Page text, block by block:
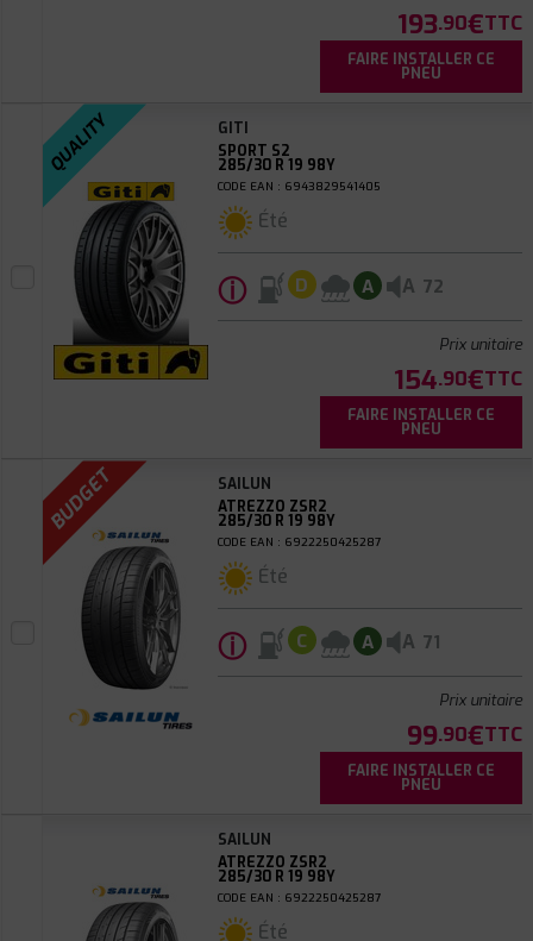
193.90€TTC
FAIRE INSTALLER CE
PNEU
QUALITY
GITI
SPORT S2
285/30 R 19 98Y
CODE EAN : 6943829541405
Été
ⓘ D A A 72
Prix unitaire
154.90€TTC
FAIRE INSTALLER CE
PNEU
BUDGET
SAILUN
ATREZZO ZSR2
285/30 R 19 98Y
CODE EAN : 6922250425287
Été
ⓘ C A A 71
Prix unitaire
99.90€TTC
FAIRE INSTALLER CE
PNEU
SAILUN
ATREZZO ZSR2
285/30 R 19 98Y
CODE EAN : 6922250425287
Été